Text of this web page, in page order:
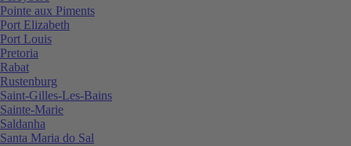
Pointe aux Piments
Port Elizabeth
Port Louis
Pretoria
Rabat
Rustenburg
Saint-Gilles-Les-Bains
Sainte-Marie
Saldanha
Santa Maria do Sal